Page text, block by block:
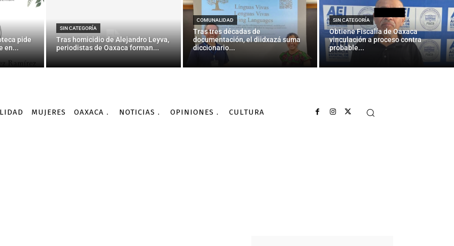
pide
en...
SIN CATEGORÍA
Tras homicidio de Alejandro Leyva,
periodistas de Oaxaca forman...
COMUNALIDAD
Tras tres décadas de
documentación, el diidxazá suma
diccionario...
SIN CATEGORÍA
Obtiene Fiscalía de Oaxaca
vinculación a proceso contra
probable...
MUJERES OAXACA NOTICIAS OPINIONES CULTURA
el Consejo de Seguridad
AGENCIA INFORMATIVA CONACYT - 12/10/2015